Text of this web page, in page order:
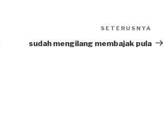
Post
SETERUSNYA
sudah mengilang membajak pula